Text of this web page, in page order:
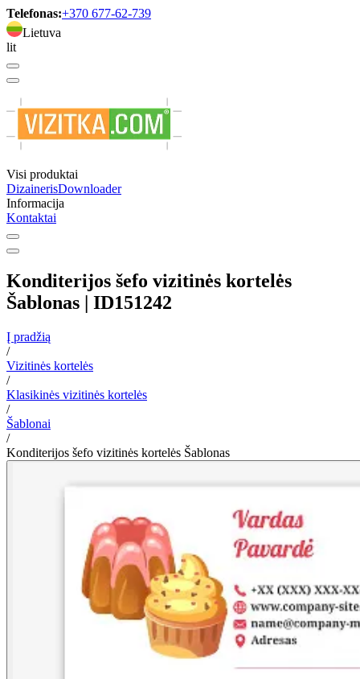
Telefonas:+370 677-62-739
Lietuva
lit
Visi produktai
DizainerisDownloader
Informacija
Kontaktai
Konditerijos šefo vizitinės kortelės
Šablonas | ID151242
Į pradžią
/
Vizitinės kortelės
/
Klasikinės vizitinės kortelės
/
Šablonai
/
Konditerijos šefo vizitinės kortelės Šablonas